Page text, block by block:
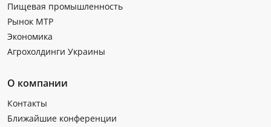
Пищевая промышленность
Рынок МТР
Экономика
Агрохолдинги Украины
О компании
Контакты
Ближайшие конференции